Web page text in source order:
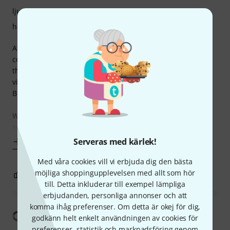
Serveras med kärlek!
Med våra cookies vill vi erbjuda dig den bästa
möjliga shoppingupplevelsen med allt som hör
till. Detta inkluderar till exempel lämpliga
erbjudanden, personliga annonser och att
komma ihåg preferenser. Om detta är okej för dig,
godkänn helt enkelt användningen av cookies för
At this price point, the Harley Benton is incredibly
competitive. The visual aesthetic is very cool (if gold is your
thing), the feel is nice, frets are smooth, and there were no
visual defects that I could see. It absolutely beats every
Bullet Strat I've played, and those go for a similar price.
When played through high gain, there is a strange ringing
sound
ljud
hantverkskvalitet
1 ANMÄL RECENSION
Visa översättning